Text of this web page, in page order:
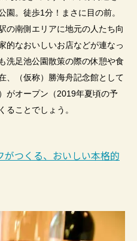
園。徒歩1分！まさに目の前。
の南側エリアに地元の人たち向
的なおいしいお店などが連なっ
洗足池公園散策の際の休憩や食
、（仮称）勝海舟記念館として
がオープン（2019年夏頃の予
ることでしょう。
がつくる、おいしい本格的